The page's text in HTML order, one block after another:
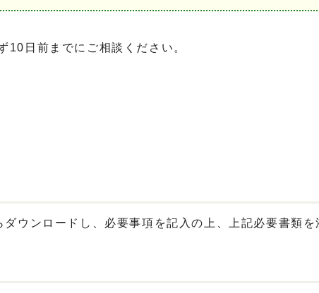
日前までにご相談ください。
ウンロードし、必要事項を記入の上、上記必要書類を